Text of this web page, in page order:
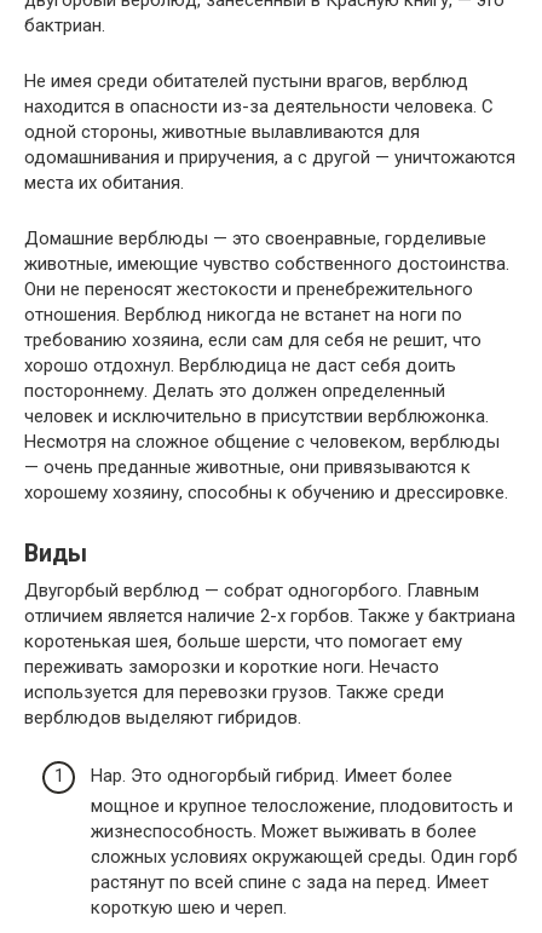
бактриан.
Не имея среди обитателей пустыни врагов, верблюд
находится в опасности из-за деятельности человека. С
одной стороны, животные вылавливаются для
одомашнивания и приручения, а с другой — уничтожаются
места их обитания.
Домашние верблюды — это своенравные, горделивые
животные, имеющие чувство собственного достоинства.
Они не переносят жестокости и пренебрежительного
отношения. Верблюд никогда не встанет на ноги по
требованию хозяина, если сам для себя не решит, что
хорошо отдохнул. Верблюдица не даст себя доить
постороннему. Делать это должен определенный
человек и исключительно в присутствии верблюжонка.
Несмотря на сложное общение с человеком, верблюды
— очень преданные животные, они привязываются к
хорошему хозяину, способны к обучению и дрессировке.
Виды
Двугорбый верблюд — собрат одногорбого. Главным
отличием является наличие 2-х горбов. Также у бактриана
коротенькая шея, больше шерсти, что помогает ему
переживать заморозки и короткие ноги. Нечасто
используется для перевозки грузов. Также среди
верблюдов выделяют гибридов.
Нар. Это одногорбый гибрид. Имеет более
мощное и крупное телосложение, плодовитость и
жизнеспособность. Может выживать в более
сложных условиях окружающей среды. Один горб
растянут по всей спине с зада на перед. Имеет
короткую шею и череп.